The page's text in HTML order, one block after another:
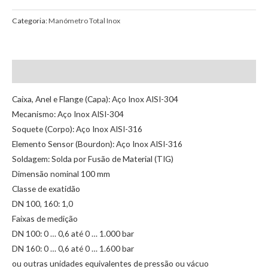
Categoria:Manómetro Total Inox
Caixa, Anel e Flange (Capa): Aço Inox AISI-304
Mecanismo: Aço Inox AISI-304
Soquete (Corpo): Aço Inox AISI-316
Elemento Sensor (Bourdon): Aço Inox AISI-316
Soldagem: Solda por Fusão de Material (TIG)
Dimensão nominal 100 mm
Classe de exatidão
DN 100, 160: 1,0
Faixas de medição
DN 100: 0 … 0,6 até 0 … 1.000 bar
DN 160: 0 … 0,6 até 0 … 1.600 bar
ou outras unidades equivalentes de pressão ou vácuo